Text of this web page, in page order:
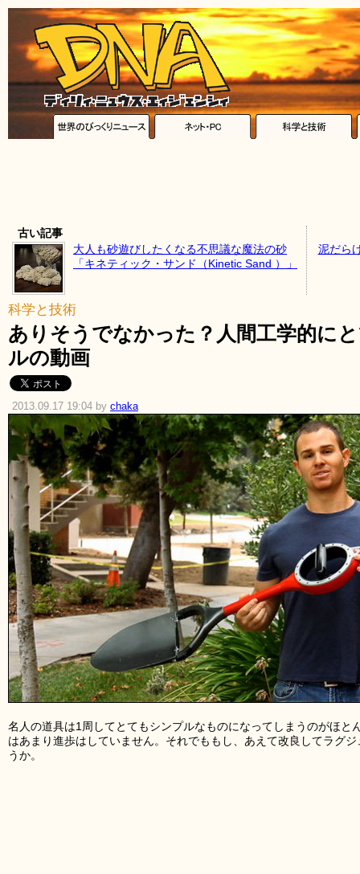
古い記事
大人も砂遊びしたくなる不思議な魔法の砂
「キネティック・サンド（Kinetic Sand ）」
泥だら
科学と技術
ありそうでなかった？人間工学的に
ルの動画
2013.09.17 19:04 by chaka
名人の道具は1周してとてもシンプルなものになってしまうのがほと
はあまり進歩はしていません。それでももし、あえて改良してラグ
うか。